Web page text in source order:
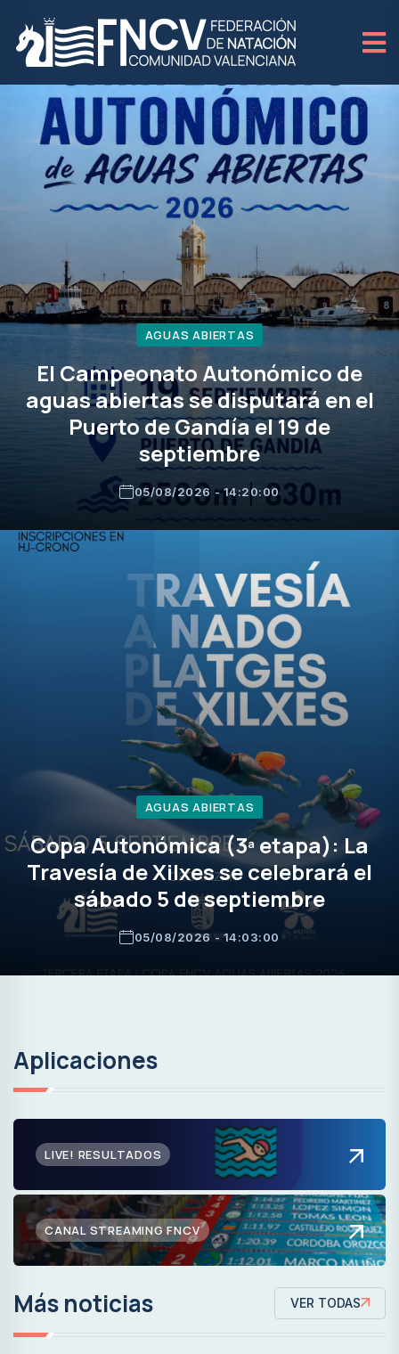
AGUAS ABIERTAS
El Campeonato Autonómico de
aguas abiertas se disputará en el
Puerto de Gandía el 19 de
septiembre
05/08/2026 - 14:20:00
AGUAS ABIERTAS
Copa Autonómica (3ª etapa): La
Travesía de Xilxes se celebrará el
sábado 5 de septiembre
05/08/2026 - 14:03:00
Aplicaciones
LIVE! RESULTADOS
CANAL STREAMING FNCV
Más noticias VER TODAS